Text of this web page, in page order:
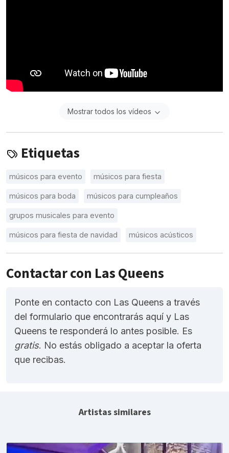
Mostrar todos los vídeos
Etiquetas
músicos para evento músicos para fiesta
músicos para boda músicos para cumpleaños
grupos musicales para evento
músicos para fiesta de navidad músicos acústicos
Contactar con Las Queens
Ponte en contacto con Las Queens a través
del formulario que encontrarás aquí y Las
Queens te responderá lo antes posible. Es
gratis. No estás obligado a aceptar la oferta
que recibas.
Artistas similares